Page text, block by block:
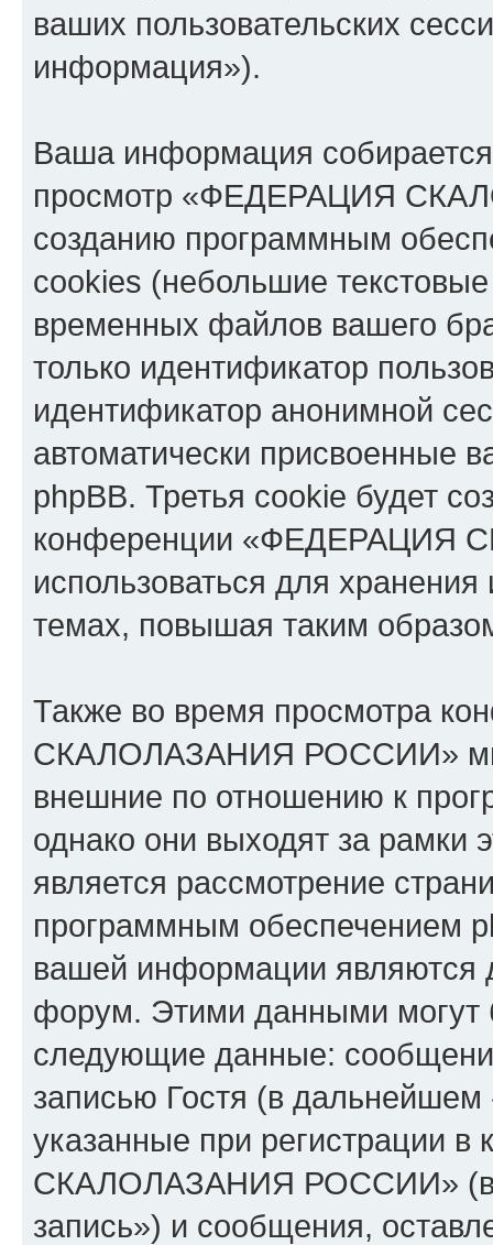
ваших пользовательских
информация»).
Ваша информация
просмотр «ФЕДЕРАЦИЯ
созданию программным
cookies (небольшие
временных файлов вашего
только идентификатор
идентификатор анонимной
автоматически присвоенные
phpBB. Третья cookie будет
конференции «ФЕДЕРАЦИЯ
использоваться для
темах, повышая таким
Также во время просмотра
СКАЛОЛАЗАНИЯ РОССИИ» мы
внешние по отношению к
однако они выходят за рамки
является рассмотрение
программным обеспечением
вашей информации являются
форум. Этими данными могут
следующие данные:
записью Гостя (в
указанные при регистрации
СКАЛОЛАЗАНИЯ РОССИИ» (в
запись») и сообщения,